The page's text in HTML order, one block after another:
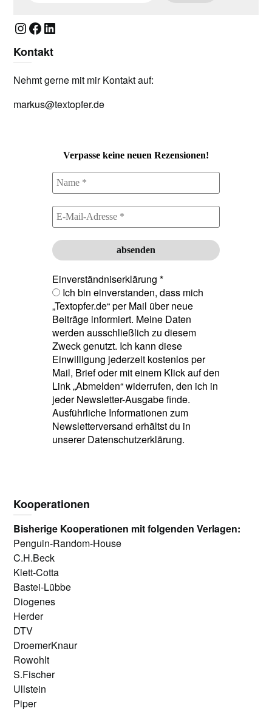
Instagram
Facebook
LinkedIn
Kontakt
Nehmt gerne mit mir Kontakt auf:
markus@textopfer.de
Verpasse keine neuen Rezensionen!
Einverständniserklärung *
Ich bin einverstanden, dass mich
„Textopfer.de“ per Mail über neue
Beiträge informiert. Meine Daten
werden ausschließlich zu diesem
Zweck genutzt. Ich kann diese
Einwilligung jederzeit kostenlos per
Mail, Brief oder mit einem Klick auf den
Link „Abmelden“ widerrufen, den ich in
jeder Newsletter-Ausgabe finde.
Ausführliche Informationen zum
Newsletterversand erhältst du in
unserer Datenschutzerklärung.
Kooperationen
Bisherige Kooperationen mit folgenden Verlagen:
Penguin-Random-House
C.H.Beck
Klett-Cotta
Bastei-Lübbe
Diogenes
Herder
DTV
DroemerKnaur
Rowohlt
S.Fischer
Ullstein
Piper